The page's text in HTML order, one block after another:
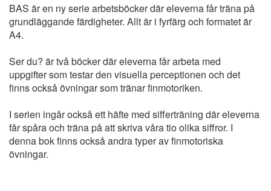
BAS är en ny serie arbetsböcker där eleverna får träna på
grundläggande färdigheter. Allt är i fyrfärg och formatet är
A4.
Ser du? är två böcker där eleverna får arbeta med
uppgifter som testar den visuella perceptionen och det
finns också övningar som tränar finmotoriken.
I serien ingår också ett häfte med sifferträning där eleverna
får spåra och träna på att skriva våra tio olika siffror. I
denna bok finns också andra typer av finmotoriska
övningar.